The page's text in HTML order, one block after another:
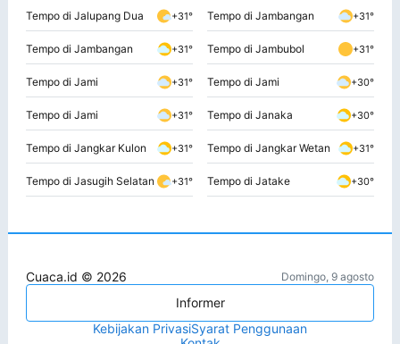
Tempo di Jalupang Dua +31° Tempo di Jambangan +31°
Tempo di Jambangan +31° Tempo di Jambubol +31°
Tempo di Jami +31° Tempo di Jami +30°
Tempo di Jami +31° Tempo di Janaka +30°
Tempo di Jangkar Kulon +31° Tempo di Jangkar Wetan +31°
Tempo di Jasugih Selatan +31° Tempo di Jatake +30°
Cuaca.id © 2026 Domingo, 9 agosto
Informer
Kebijakan PrivasiSyarat Penggunaan